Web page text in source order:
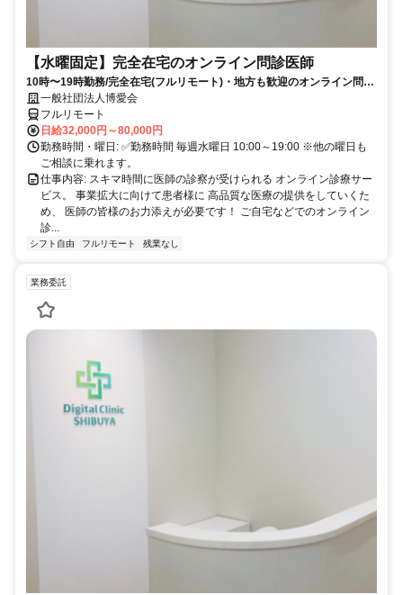
【水曜固定】完全在宅のオンライン問診医師
10時〜19時勤務/完全在宅(フルリモート)・地方も歓迎のオンライン問診
業務一般社団法人博愛会
フルリモート
日給32,000円～80,000円
勤務時間・曜日: ✅勤務時間 毎週水曜日 10:00～19:00 ※他の曜日も
ご相談に乗れます。
仕事内容: スキマ時間に医師の診察が受けられる オンライン診療サー
ビス。 事業拡大に向けて患者様に 高品質な医療の提供をしていくた
め、 医師の皆様のお力添えが必要です！ ご自宅などでのオンライン
診...
シフト自由 フルリモート 残業なし
業務委託